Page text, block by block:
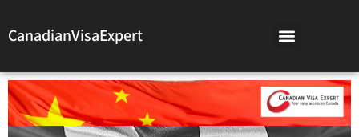
CanadianVisaExpert